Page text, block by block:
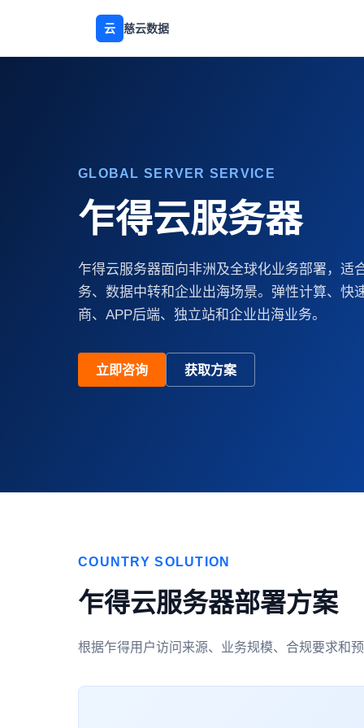
云 慈云数据
GLOBAL SERVER SERVICE
乍得云服务器
乍得云服务器面向非洲及全球化业务部署，适
务、数据中转和企业出海场景。弹性计算、快
商、APP后端、独立站和企业出海业务。
立即咨询 获取方案
COUNTRY SOLUTION
乍得云服务器部署方案
根据乍得用户访问来源、业务规模、合规要求和